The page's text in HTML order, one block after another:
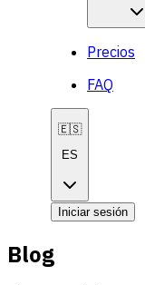
Precios
FAQ
🇪🇸
ES
Iniciar sesión
Blog